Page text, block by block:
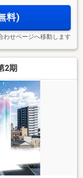
料)
わせページへ移動します
2期